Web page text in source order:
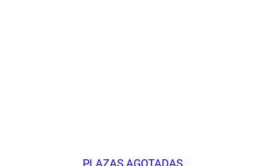
PLAZAS AGOTADAS